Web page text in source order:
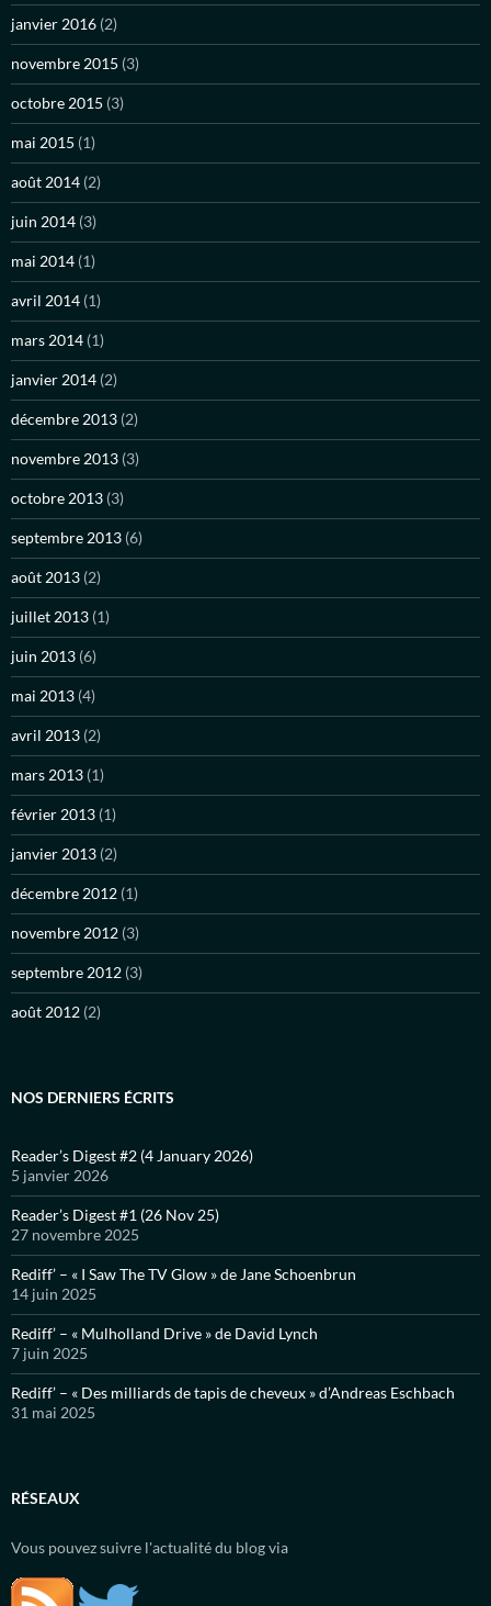
janvier 2016 (2)
novembre 2015 (3)
octobre 2015 (3)
mai 2015 (1)
août 2014 (2)
juin 2014 (3)
mai 2014 (1)
avril 2014 (1)
mars 2014 (1)
janvier 2014 (2)
décembre 2013 (2)
novembre 2013 (3)
octobre 2013 (3)
septembre 2013 (6)
août 2013 (2)
juillet 2013 (1)
juin 2013 (6)
mai 2013 (4)
avril 2013 (2)
mars 2013 (1)
février 2013 (1)
janvier 2013 (2)
décembre 2012 (1)
novembre 2012 (3)
septembre 2012 (3)
août 2012 (2)
NOS DERNIERS ÉCRITS
Reader’s Digest #2 (4 January 2026)
5 janvier 2026
Reader’s Digest #1 (26 Nov 25)
27 novembre 2025
Rediff’ – « I Saw The TV Glow » de Jane Schoenbrun
14 juin 2025
Rediff’ – « Mulholland Drive » de David Lynch
7 juin 2025
Rediff’ – « Des milliards de tapis de cheveux » d’Andreas Eschbach
31 mai 2025
RÉSEAUX
Vous pouvez suivre l'actualité du blog via